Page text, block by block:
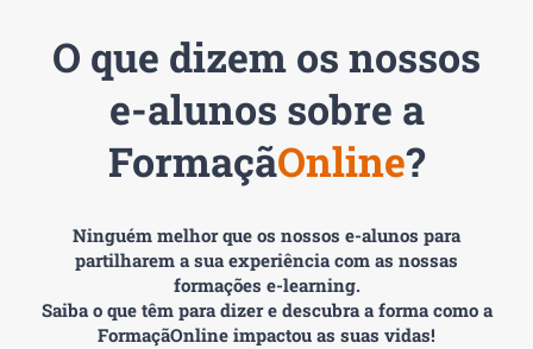
O que dizem os nossos
e-alunos sobre a
FormaçãOnline?
Ninguém melhor que os nossos e-alunos para
partilharem a sua experiência com as nossas
formações e-learning.
Saiba o que têm para dizer e descubra a forma como a
FormaçãOnline impactou as suas vidas!